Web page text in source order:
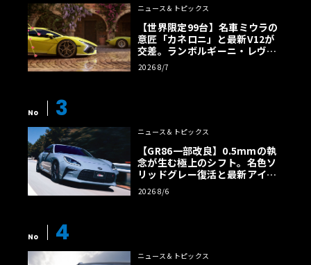
ニュース＆トピックス
【世界限定99台】名車ミウラの
意匠「カネロニ」と最新V12が
交差。ランボルギーニ・レヴエ
ルトに60周年記念車が登場
2026 8/7
No 3
ニュース＆トピックス
【GR86一部改良】0.5mmの執
念が生む極上のシフト。名色ソ
リッドグレー復活と最新アイサ
イトでFRの極みへ
2026 8/6
No 4
ニュース＆トピックス